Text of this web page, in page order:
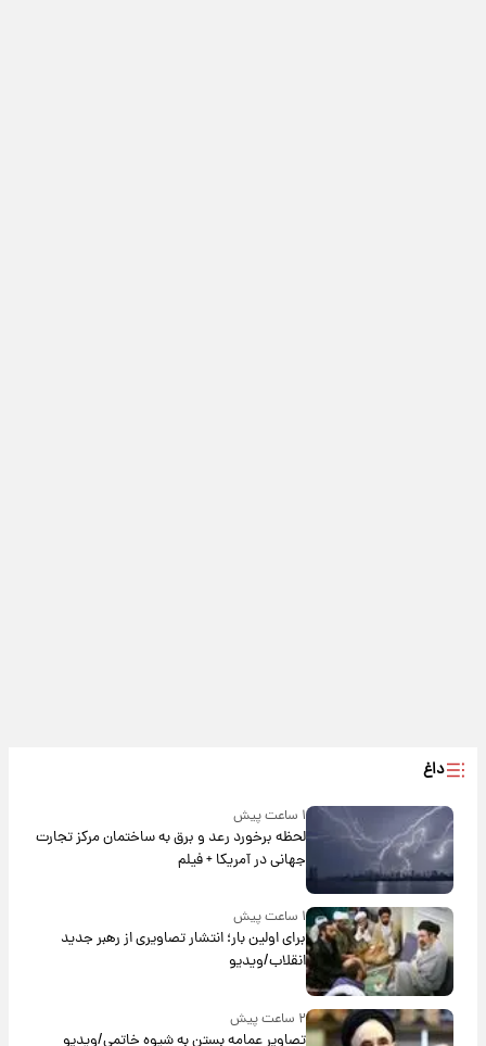
داغ
۱ ساعت پیش
لحظه برخورد رعد و برق به ساختمان مرکز تجارت
جهانی در آمریکا + فیلم
۱ ساعت پیش
برای اولین بار؛ انتشار تصاویری از رهبر جدید
انقلاب/ویدیو
۲ ساعت پیش
تصاویر عمامه بستن به شیوه خاتمی/ویدیو